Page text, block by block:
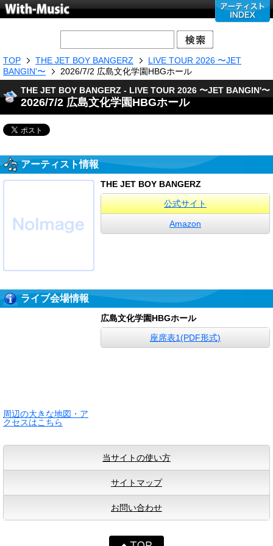
TOP THE JET BOY BANGERZ
LIVE TOUR 2026 〜JET
BANGIN'〜
2026/7/2 広島文化学園HBGホール
THE JET BOY BANGERZ - LIVE TOUR 2026 〜JET BANGIN'〜
2026/7/2 広島文化学園HBGホール
アーティスト情報
THE JET BOY BANGERZ
公式サイト
Amazon
ライブ会場情報
周辺の大きな地図・ア
クセスはこちら
広島文化学園HBGホール
座席表1(PDF形式)
当サイトの使い方
サイトマップ
お問い合わせ